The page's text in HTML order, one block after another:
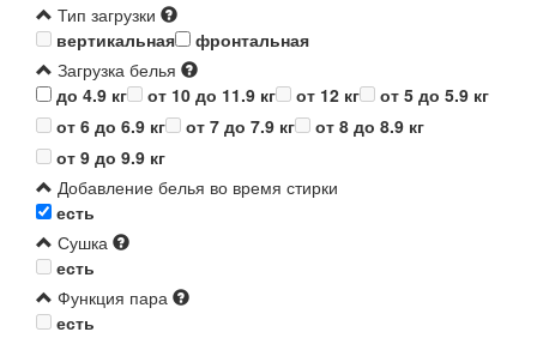
Тип загрузки
вертикальная
фронтальная
Загрузка белья
до 4.9 кг
от 10 до 11.9 кг от 12 кг
от 5 до 5.9 кг
от 6 до 6.9 кг
от 7 до 7.9 кг
от 8 до 8.9 кг
от 9 до 9.9 кг
Добавление белья во время стирки
есть
Сушка
есть
Функция пара
есть